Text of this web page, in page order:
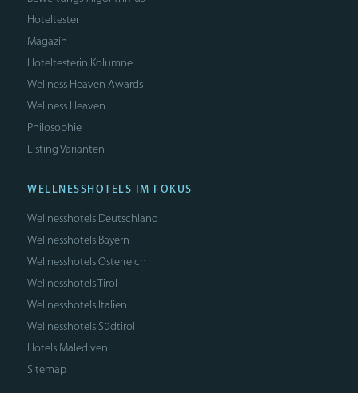
Hoteltester
Magazin
Hoteltesterin Kolumne
Wellness Heaven Awards
Wellness Heaven
Philosophie
Listing Varianten
WELLNESSHOTELS IM FOKUS
Wellnesshotels Deutschland
Wellnesshotels Bayern
Wellnesshotels Österreich
Wellnesshotels Tirol
Wellnesshotels Italien
Wellnesshotels Südtirol
Hotels Malediven
Sitemap